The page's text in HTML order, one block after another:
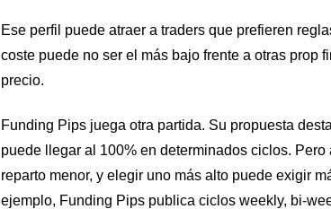
Ese perfil puede atraer a traders que prefieren
coste puede no ser el más bajo frente a otras prop
precio.
Funding Pips juega otra partida. Su propuesta
puede llegar al 100% en determinados ciclos.
reparto menor, y elegir uno más alto puede exigir
ejemplo, Funding Pips publica ciclos weekly, bi-